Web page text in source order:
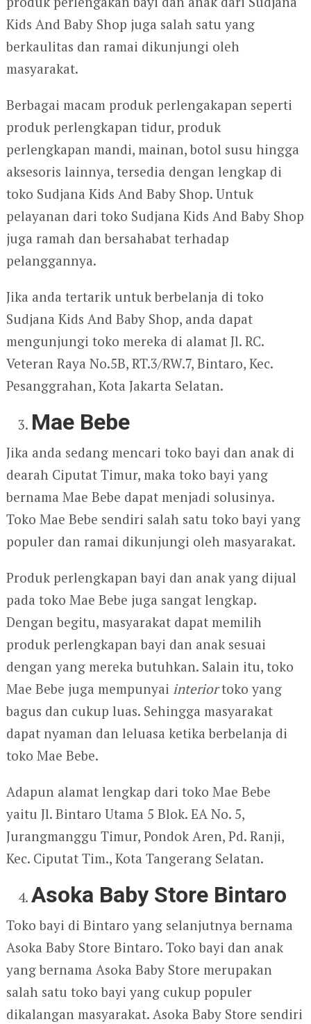
Kids And Baby Shop juga salah satu yang
berkaulitas dan ramai dikunjungi oleh
masyarakat.
Berbagai macam produk perlengakapan seperti
produk perlengkapan tidur, produk
perlengkapan mandi, mainan, botol susu hingga
aksesoris lainnya, tersedia dengan lengkap di
toko Sudjana Kids And Baby Shop. Untuk
pelayanan dari toko Sudjana Kids And Baby Shop
juga ramah dan bersahabat terhadap
pelanggannya.
Jika anda tertarik untuk berbelanja di toko
Sudjana Kids And Baby Shop, anda dapat
mengunjungi toko mereka di alamat Jl. RC.
Veteran Raya No.5B, RT.3/RW.7, Bintaro, Kec.
Pesanggrahan, Kota Jakarta Selatan.
Mae Bebe
Jika anda sedang mencari toko bayi dan anak di
dearah Ciputat Timur, maka toko bayi yang
bernama Mae Bebe dapat menjadi solusinya.
Toko Mae Bebe sendiri salah satu toko bayi yang
populer dan ramai dikunjungi oleh masyarakat.
Produk perlengkapan bayi dan anak yang dijual
pada toko Mae Bebe juga sangat lengkap.
Dengan begitu, masyarakat dapat memilih
produk perlengkapan bayi dan anak sesuai
dengan yang mereka butuhkan. Salain itu, toko
Mae Bebe juga mempunyai interiortoko yang
bagus dan cukup luas. Sehingga masyarakat
dapat nyaman dan leluasa ketika berbelanja di
toko Mae Bebe.
Adapun alamat lengkap dari toko Mae Bebe
yaitu Jl. Bintaro Utama 5 Blok. EA No. 5,
Jurangmanggu Timur, Pondok Aren, Pd. Ranji,
Kec. Ciputat Tim., Kota Tangerang Selatan.
Asoka Baby Store Bintaro
Toko bayi di Bintaro yang selanjutnya bernama
Asoka Baby Store Bintaro. Toko bayi dan anak
yang bernama Asoka Baby Store merupakan
salah satu toko bayi yang cukup populer
dikalangan masyarakat. Asoka Baby Store sendiri